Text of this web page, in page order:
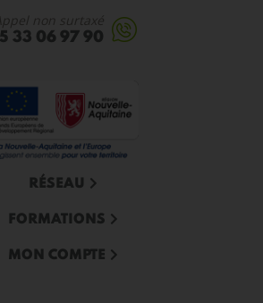
non surtaxé
33 06 97 90
RÉSEAU
FORMATIONS
MON COMPTE